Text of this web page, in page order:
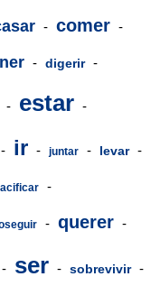
- comer -
- digerir -
- estar -
- ir - juntar - levar -
-
- querer -
- ser - sobrevivir -